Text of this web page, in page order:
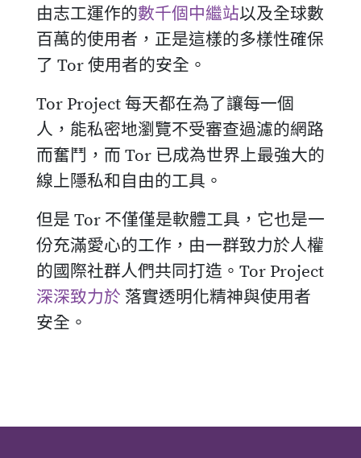
由志工運作的數千個中繼站以及全球數
百萬的使用者，正是這樣的多樣性確保
了 Tor 使用者的安全。
Tor Project 每天都在為了讓每一個
人，能私密地瀏覽不受審查過濾的網路
而奮鬥，而 Tor 已成為世界上最強大的
線上隱私和自由的工具。
但是 Tor 不僅僅是軟體工具，它也是一
份充滿愛心的工作，由一群致力於人權
的國際社群人們共同打造。Tor Project
深深致力於 落實透明化精神與使用者
安全。